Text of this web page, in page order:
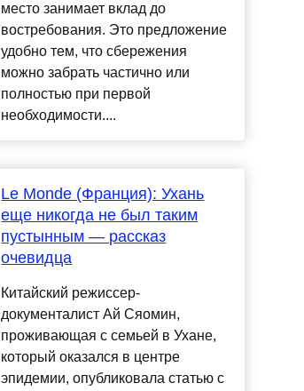
место занимает вклад до
востребования. Это предложение
удобно тем, что сбережения
можно забрать частично или
полностью при первой
необходимости....
Le Monde (Франция): Ухань
еще никогда не был таким
пустынным — рассказ
очевидца
Китайский режиссер-
документалист Ай Сяомин,
проживающая с семьей в Ухане,
который оказался в центре
эпидемии, опубликовала статью с